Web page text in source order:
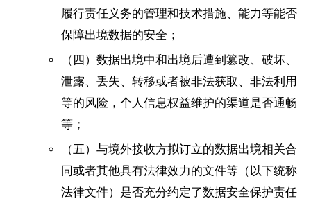
履行责任义务的管理和技术措施、能力等能否
保障出境数据的安全；
（四）数据出境中和出境后遭到篡改、破坏、
泄露、丢失、转移或者被非法获取、非法利用
等的风险，个人信息权益维护的渠道是否通畅
等；
（五）与境外接收方拟订立的数据出境相关合
同或者其他具有法律效力的文件等（以下统称
法律文件）是否充分约定了数据安全保护责任